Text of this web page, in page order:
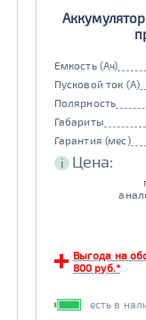
Аккумулятор
Емкость (Ач)
Пусковой ток (А)
Полярность
Габариты
Гарантия (мес)
i Цена:
Выгода на
800 руб.*
есть в